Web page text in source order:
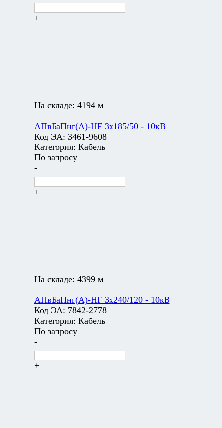
+
На складе: 4194 м
АПвБаПнг(А)-HF 3х185/50 - 10кВ
Код ЭА: 3461-9608
Категория: Кабель
По запросу
-
+
На складе: 4399 м
АПвБаПнг(А)-HF 3х240/120 - 10кВ
Код ЭА: 7842-2778
Категория: Кабель
По запросу
-
+